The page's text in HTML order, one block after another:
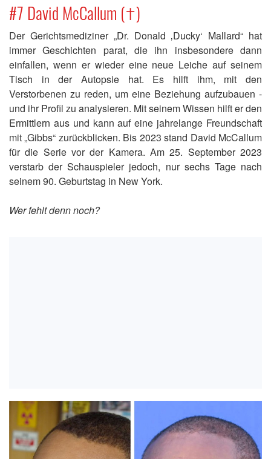
#7 David McCallum (†)
Der Gerichtsmediziner „Dr. Donald ‚Ducky‘ Mallard“ hat
immer Geschichten parat, die ihn insbesondere dann
einfallen, wenn er wieder eine neue Leiche auf seinem
Tisch in der Autopsie hat. Es hilft ihm, mit den
Verstorbenen zu reden, um eine Beziehung aufzubauen -
und ihr Profil zu analysieren. Mit seinem Wissen hilft er den
Ermittlern aus und kann auf eine jahrelange Freundschaft
mit „Gibbs“ zurückblicken. Bis 2023 stand David McCallum
für die Serie vor der Kamera. Am 25. September 2023
verstarb der Schauspieler jedoch, nur sechs Tage nach
seinem 90. Geburtstag in New York.
Wer fehlt denn noch?